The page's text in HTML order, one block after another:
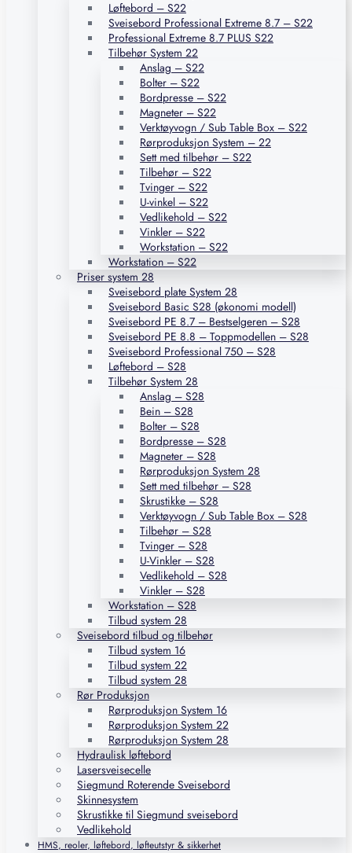
Løftebord – S22
Sveisebord Professional Extreme 8.7 – S22
Professional Extreme 8.7 PLUS S22
Tilbehør System 22
Anslag – S22
Bolter – S22
Bordpresse – S22
Magneter – S22
Verktøyvogn / Sub Table Box – S22
Rørproduksjon System – 22
Sett med tilbehør – S22
Tilbehør – S22
Tvinger – S22
U-vinkel – S22
Vedlikehold – S22
Vinkler – S22
Workstation – S22
Workstation – S22
Priser system 28
Sveisebord plate System 28
Sveisebord Basic S28 (økonomi modell)
Sveisebord PE 8.7 – Bestselgeren – S28
Sveisebord PE 8.8 – Toppmodellen – S28
Sveisebord Professional 750 – S28
Løftebord – S28
Tilbehør System 28
Anslag – S28
Bein – S28
Bolter – S28
Bordpresse – S28
Magneter – S28
Rørproduksjon System 28
Sett med tilbehør – S28
Skrustikke – S28
Verktøyvogn / Sub Table Box – S28
Tilbehør – S28
Tvinger – S28
U-Vinkler – S28
Vedlikehold – S28
Vinkler – S28
Workstation – S28
Tilbud system 28
Sveisebord tilbud og tilbehør
Tilbud system 16
Tilbud system 22
Tilbud system 28
Rør Produksjon
Rørproduksjon System 16
Rørproduksjon System 22
Rørproduksjon System 28
Hydraulisk løftebord
Lasersveisecelle
Siegmund Roterende Sveisebord
Skinnesystem
Skrustikke til Siegmund sveisebord
Vedlikehold
HMS, reoler, løftebord, løfteutstyr & sikkerhet